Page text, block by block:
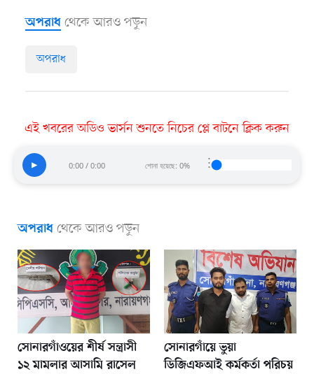
অপরাধ থেকে আরও পড়ুন
অপরাধ
এই খবরের অডিও ভার্সন শুনতে নিচের প্লে বাটনে ক্লিক করুন
▶ 0:00 / 0:00 শোনা হয়েছে: 0% ⋮
অপরাধ থেকে আরও পড়ুন
সোনারগাঁওয়ের শীর্ষ সন্ত্রাসী
১২ মামলার আসামি রাসেল
সোনারগাঁয়ে ভুয়া
ডিজিএফআই কর্মকর্তা পরিচয়